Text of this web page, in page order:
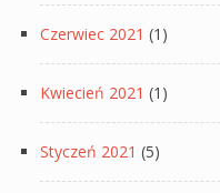
Czerwiec 2021 (1)
Kwiecień 2021 (1)
Styczeń 2021 (5)